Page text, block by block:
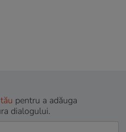
pentru a adăuga
dialogului.